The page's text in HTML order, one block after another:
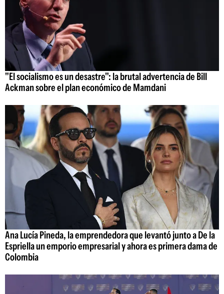
"El socialismo es un desastre": la brutal advertencia de Bill
Ackman sobre el plan económico de Mamdani
Ana Lucía Pineda, la emprendedora que levantó junto a De la
Espriella un emporio empresarial y ahora es primera dama de
Colombia